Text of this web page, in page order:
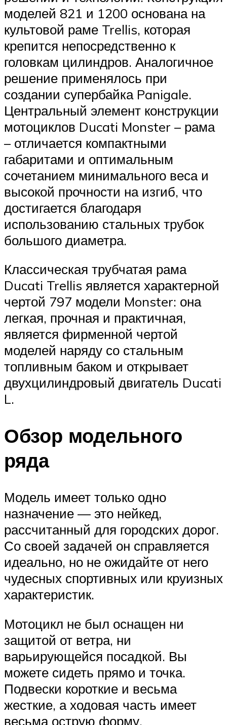
моделей 821 и 1200 основана на
культовой раме Trellis, которая
крепится непосредственно к
головкам цилиндров. Аналогичное
решение применялось при
создании супербайка Panigale.
Центральный элемент конструкции
мотоциклов Ducati Monster – рама
– отличается компактными
габаритами и оптимальным
сочетанием минимального веса и
высокой прочности на изгиб, что
достигается благодаря
использованию стальных трубок
большого диаметра.
Классическая трубчатая рама
Ducati Trellis является характерной
чертой 797 модели Monster: она
легкая, прочная и практичная,
является фирменной чертой
моделей наряду со стальным
топливным баком и открывает
двухцилиндровый двигатель Ducati
L.
Обзор модельного
ряда
Модель имеет только одно
назначение — это нейкед,
рассчитанный для городских дорог.
Со своей задачей он справляется
идеально, но не ожидайте от него
чудесных спортивных или круизных
характеристик.
Мотоцикл не был оснащен ни
защитой от ветра, ни
варьирующейся посадкой. Вы
можете сидеть прямо и точка.
Подвески короткие и весьма
жесткие, а ходовая часть имеет
весьма острую форму.